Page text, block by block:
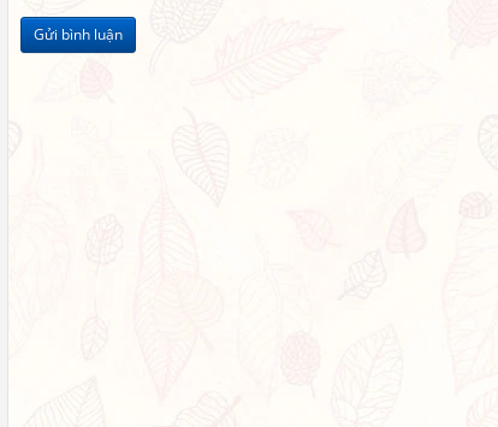
Gửi bình luận